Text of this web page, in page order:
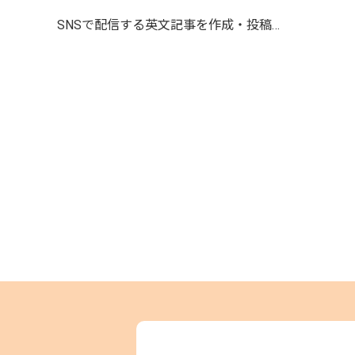
SNSで配信する英文記事を作成・投稿…